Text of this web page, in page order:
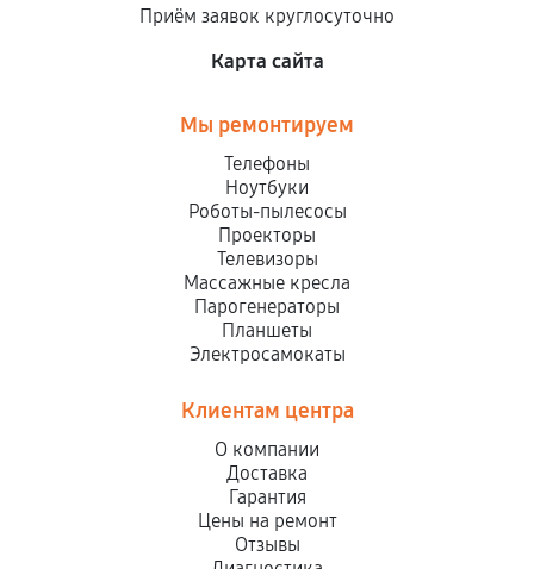
Приём заявок круглосуточно
Карта сайта
Мы ремонтируем
Телефоны
Ноутбуки
Роботы-пылесосы
Проекторы
Телевизоры
Массажные кресла
Парогенераторы
Планшеты
Электросамокаты
Клиентам центра
О компании
Доставка
Гарантия
Цены на ремонт
Отзывы